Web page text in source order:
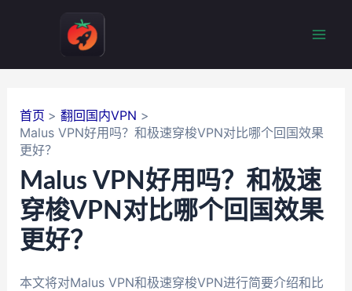
首页
翻回国内VPN
Malus VPN好用吗？和极速穿梭VPN对比哪个回国效果
更好？
Malus VPN好用吗？和极速
穿梭VPN对比哪个回国效果
更好？
本文将对Malus VPN和极速穿梭VPN进行简要介绍和比